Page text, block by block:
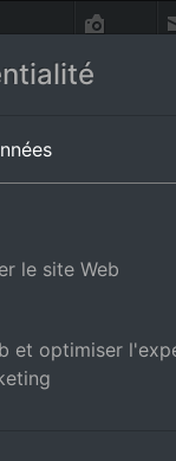
vol
le site Web
et optimiser